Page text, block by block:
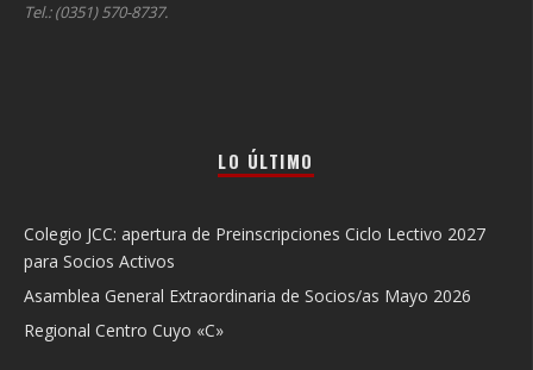
Tel.: (0351) 570-8737.
LO ÚLTIMO
Colegio JCC: apertura de Preinscripciones Ciclo Lectivo 2027
para Socios Activos
Asamblea General Extraordinaria de Socios/as Mayo 2026
Regional Centro Cuyo «C»